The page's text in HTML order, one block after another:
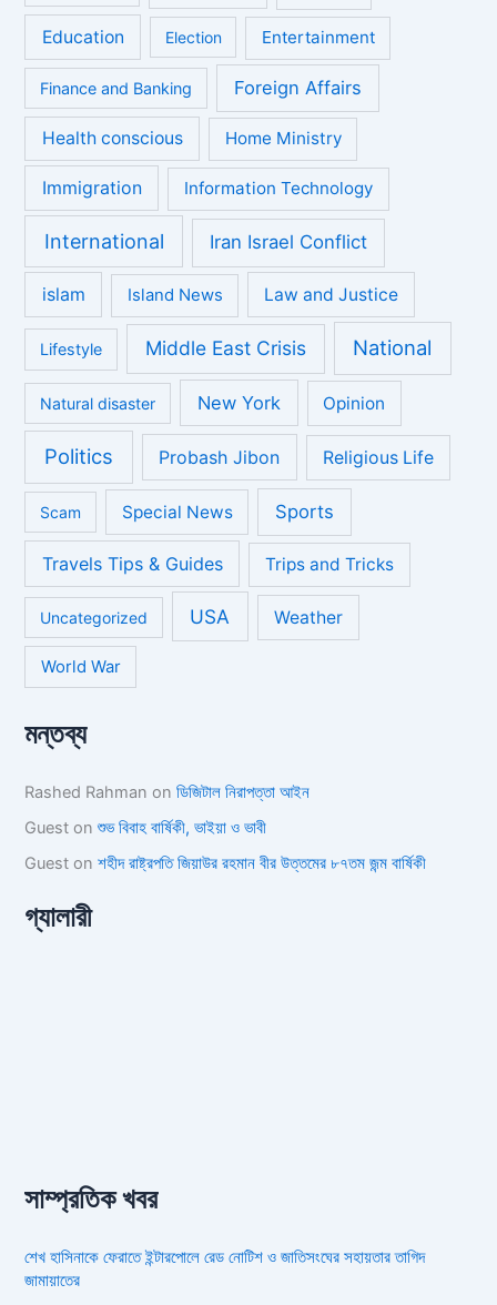
Education Election Entertainment
Finance and Banking Foreign Affairs
Health conscious Home Ministry
Immigration Information Technology
International Iran Israel Conflict
islam Island News Law and Justice
Lifestyle Middle East Crisis National
Natural disaster New York Opinion
Politics Probash Jibon Religious Life
Scam Special News Sports
Travels Tips & Guides Trips and Tricks
Uncategorized USA Weather
World War
মন্তব্য
Rashed Rahman onডিজিটাল নিরাপত্তা আইন
Guest onশুভ বিবাহ বার্ষিকী, ভাইয়া ও ভাবী
Guest onশহীদ রাষ্ট্রপতি জিয়াউর রহমান বীর উত্তমের ৮৭তম জন্ম বার্ষিকী
গ্যালারী
সাম্প্রতিক খবর
শেখ হাসিনাকে ফেরাতে ইন্টারপোলে রেড নোটিশ ও জাতিসংঘের সহায়তার তাগিদ
জামায়াতের